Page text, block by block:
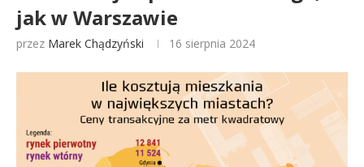
jak w Warszawie
przez Marek Chądzyński 16 sierpnia 2024